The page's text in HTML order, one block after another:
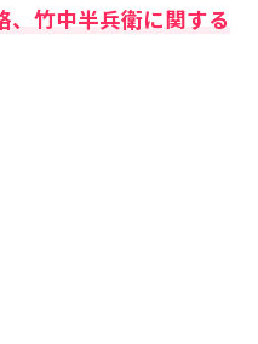
、竹中半兵衛に関する